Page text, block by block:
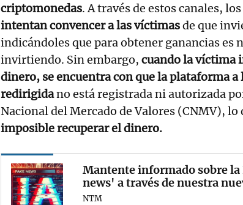
criptomonedas. A través de estos canales,
intentan convencer a las víctimasde que
indicándoles que para obtener ganancias es
invirtiendo. Sin embargo, cuando la víctima
dinero, se encuentra con que la plataforma a
redirigidano está registrada ni autorizada
Nacional del Mercado de Valores (CNMV), lo
imposible recuperar el dinero.
Mantente informado sobre la
news' a través de nuestra
NTM